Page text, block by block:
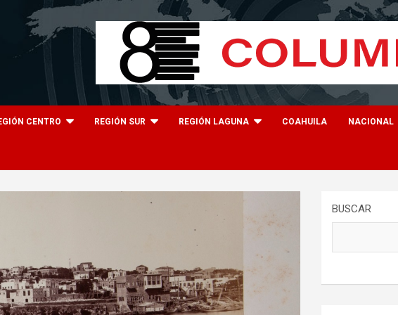
CENTRO REGIÓN SUR REGIÓN LAGUNA COAHUILA NACIONAL
BUSCAR